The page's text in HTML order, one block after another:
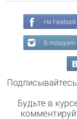
На Facebook
В Instagram
Будьте в